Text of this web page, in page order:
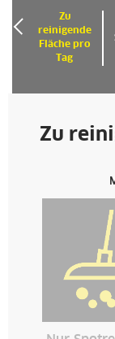
Zu
reinigende
Fläche pro
Tag
Zu